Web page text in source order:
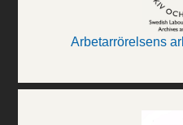
Arbetarrörelsens